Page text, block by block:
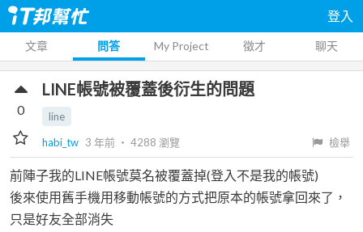
登入
文章 問答 My Project 徵才 聊天
LINE帳號被覆蓋後衍生的問題
line
habi_tw 3 年前 ‧ 4288 瀏覽 檢舉
0
前陣子我的LINE帳號莫名被覆蓋掉(登入不是我的帳號)
後來使用舊手機用移動帳號的方式把原本的帳號拿回來了，
只是好友全部消失